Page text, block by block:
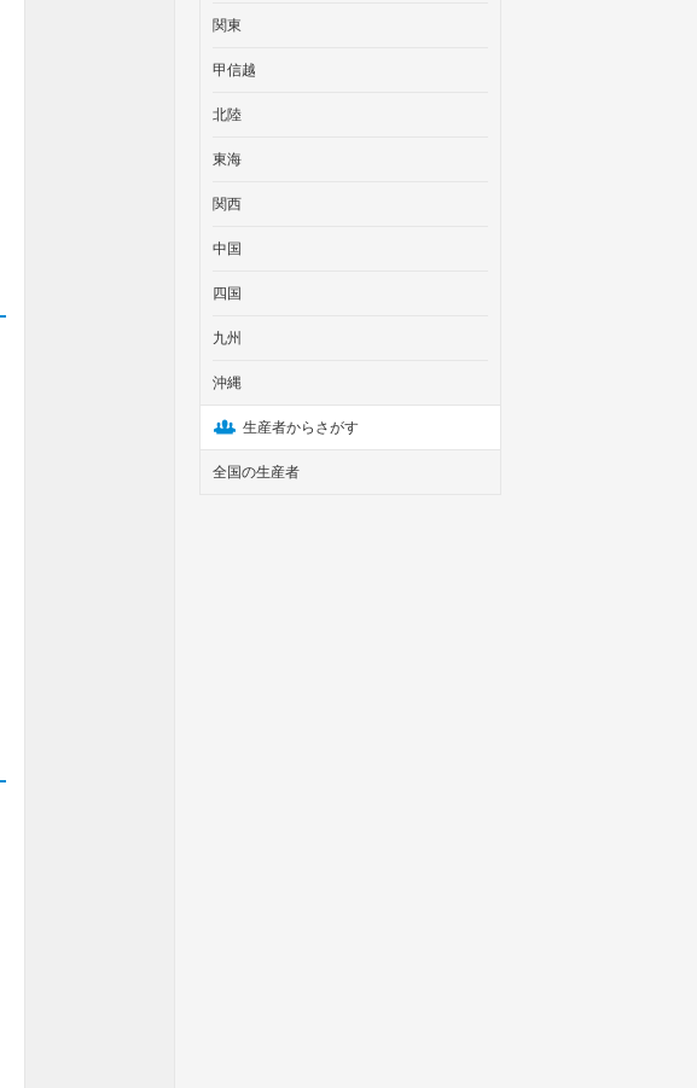
関東
甲信越
北陸
東海
関西
中国
四国
九州
沖縄
生産者からさがす
全国の生産者